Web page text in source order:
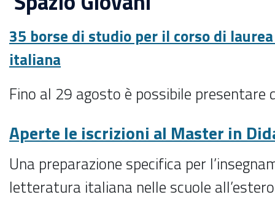
35 borse di studio per il corso di
italiana
Fino al 29 agosto è possibile presentare
Aperte le iscrizioni al Master in
Una preparazione specifica per
letteratura italiana nelle scuole all’estero